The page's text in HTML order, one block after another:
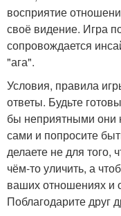
восприятие
своё видение. Игра
сопровождается
"ага".
Условия, правила
ответы. Будьте
бы неприятными они
сами и попросите
делаете не для того,
чём-то уличить, а
ваших отношениях и
Поблагодарите друг